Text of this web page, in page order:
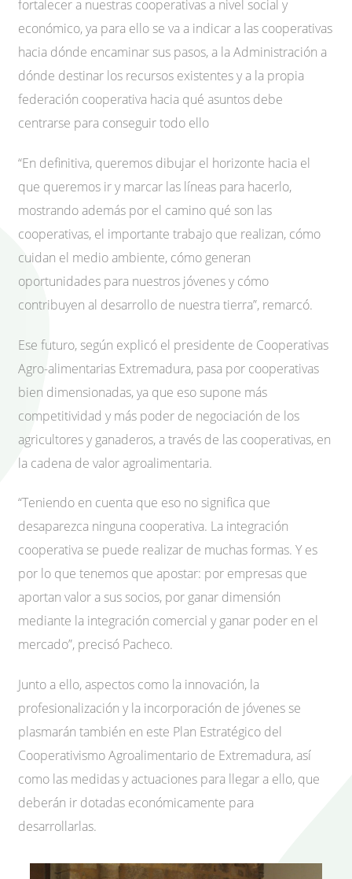
fortalecer a nuestras cooperativas a nivel social y
económico, ya para ello se va a indicar a las cooperativas
hacia dónde encaminar sus pasos, a la Administración a
dónde destinar los recursos existentes y a la propia
federación cooperativa hacia qué asuntos debe
centrarse para conseguir todo ello
“En definitiva, queremos dibujar el horizonte hacia el
que queremos ir y marcar las líneas para hacerlo,
mostrando además por el camino qué son las
cooperativas, el importante trabajo que realizan, cómo
cuidan el medio ambiente, cómo generan
oportunidades para nuestros jóvenes y cómo
contribuyen al desarrollo de nuestra tierra”, remarcó.
Ese futuro, según explicó el presidente de Cooperativas
Agro-alimentarias Extremadura, pasa por cooperativas
bien dimensionadas, ya que eso supone más
competitividad y más poder de negociación de los
agricultores y ganaderos, a través de las cooperativas, en
la cadena de valor agroalimentaria.
“Teniendo en cuenta que eso no significa que
desaparezca ninguna cooperativa. La integración
cooperativa se puede realizar de muchas formas. Y es
por lo que tenemos que apostar: por empresas que
aportan valor a sus socios, por ganar dimensión
mediante la integración comercial y ganar poder en el
mercado”, precisó Pacheco.
Junto a ello, aspectos como la innovación, la
profesionalización y la incorporación de jóvenes se
plasmarán también en este Plan Estratégico del
Cooperativismo Agroalimentario de Extremadura, así
como las medidas y actuaciones para llegar a ello, que
deberán ir dotadas económicamente para
desarrollarlas.